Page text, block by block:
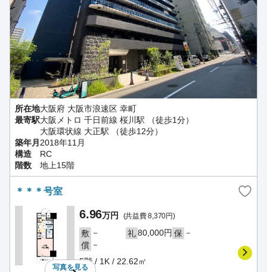
所在地大阪府 大阪市浪速区 幸町
最寄駅大阪メトロ 千日前線 桜川駅 （徒歩1分）
大阪環状線 大正駅 （徒歩12分）
築年月 2018年11月
構造
RC
階数
地上15階
＊＊＊号室
写真を見る
6.96万円 (共益費 8,370円)
敷 － 礼80,000円 保 －
償 －
5階 / 1K / 22.62㎡